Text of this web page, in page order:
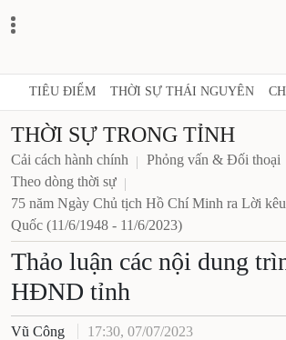
TIÊU ĐIỂM THỜI SỰ THÁI NGUYÊN
THỜI SỰ TRONG TỈNH
Cải cách hành chính
Phỏng vấn & Đối thoại
Theo dòng thời sự
75 năm Ngày Chủ tịch Hồ Chí Minh ra Lời
Quốc (11/6/1948 - 11/6/2023)
Thảo luận các nội dung
HĐND tỉnh
Vũ Công 17:30, 07/07/2023